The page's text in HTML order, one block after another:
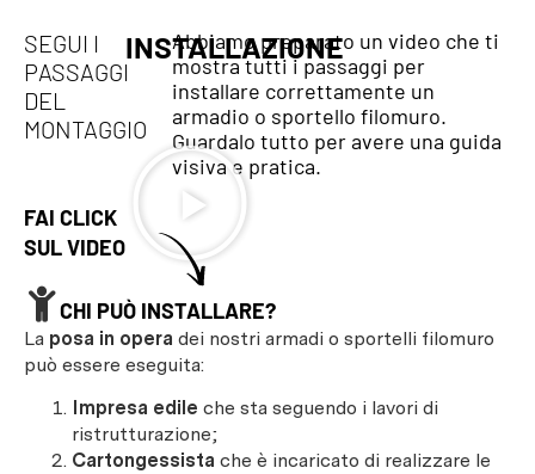
SEGUI I
PASSAGGI
DEL
MONTAGGIO
INSTALLAZIONE
Abbiamo preparato un video che ti
mostra tutti i passaggi per
installare correttamente un
armadio o sportello filomuro.
Guardalo tutto per avere una guida
visiva e pratica.
FAI CLICK
SUL VIDEO
CHI PUÒ INSTALLARE?
La posa in opera dei nostri armadi o sportelli filomuro
può essere eseguita:
Impresa edile che sta seguendo i lavori di
ristrutturazione;
Cartongessista che è incaricato di realizzare le